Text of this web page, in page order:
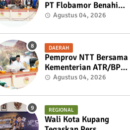
PT Flobamor Benahi
Fondasi Usaha,
Ekspansi Bisnis
Agustus 04, 2026
DAERAH
Pemprov NTT Bersama
Kementerian ATR/BPN
Perkuat Sinergi
dan Tata Ruang
Agustus 04, 2026
REGIONAL
Wali Kota Kupang